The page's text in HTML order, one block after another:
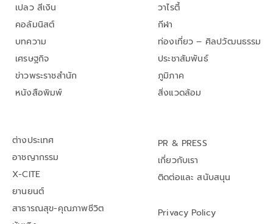
เปลว สีเงิน
คอลัมนิสต์
บทความ
เศรษฐกิจ
ข่าวพระราชสำนัก
หนังสือพิมพ์
วาไรตี้
กีฬา
ท่องเที่ยว – ศิลปวัฒนธรรม
ประชาสัมพันธ์
ภูมิภาค
สิ่งแวดล้อม
ต่างประเทศ
อาชญากรรม
X-CITE
ยานยนต์
สาธารณสุข-คุณภาพชีวิต
PR & PRESS
เกี่ยวกับเรา
ติดต่อและ สนับสนุน
Privacy Policy